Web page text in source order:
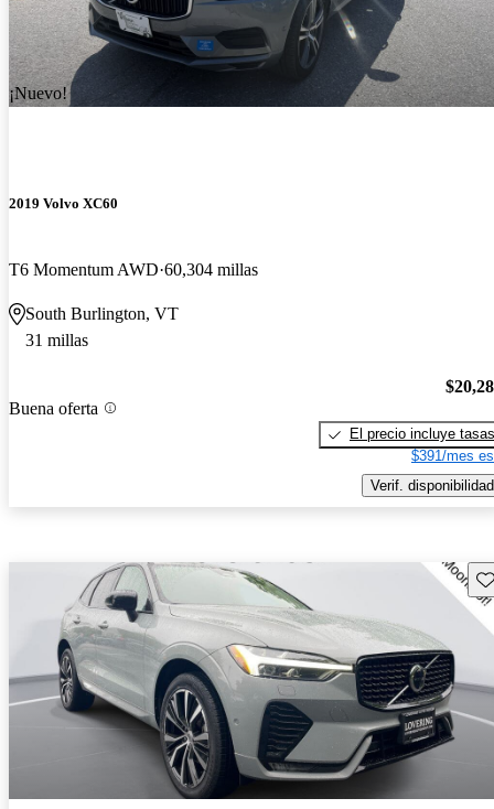
¡Nuevo!
2019 Volvo XC60
T6 Momentum AWD 60,304 millas
South Burlington, VT
31 millas
Buena oferta
El precio incluye tasas
$391/mes
Verif. disponibilidad